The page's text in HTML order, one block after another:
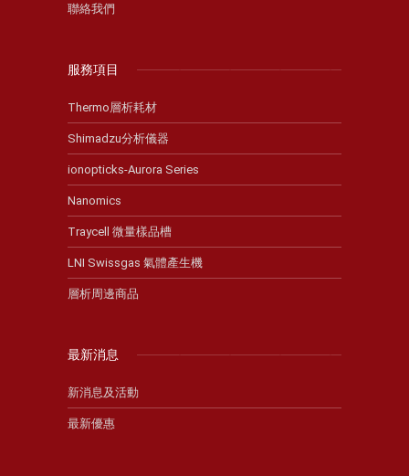
聯絡我們
服務項目
Thermo層析耗材
Shimadzu分析儀器
ionopticks-Aurora Series
Nanomics
Traycell 微量樣品槽
LNI Swissgas 氣體產生機
層析周邊商品
最新消息
新消息及活動
最新優惠